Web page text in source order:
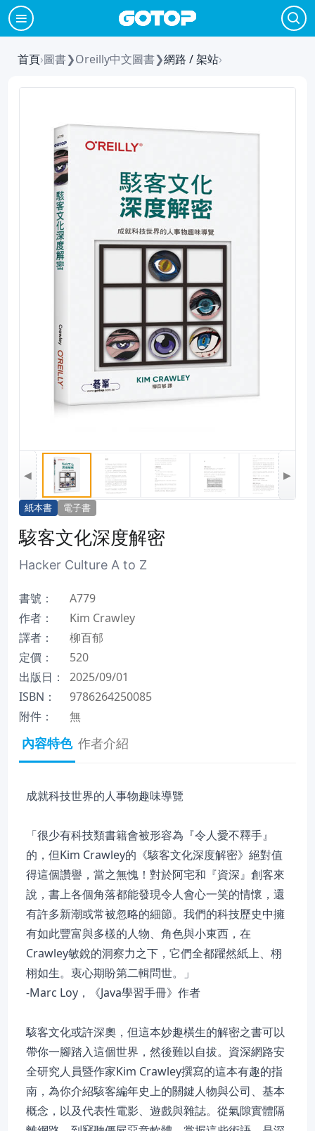
首頁›圖書❯Oreilly中文圖書❯網路 / 架站›
◀ ▶
紙本書 電子書
駭客文化深度解密
Hacker Culture A to Z
書號：
A779
作者：
Kim Crawley
譯者：
柳百郁
定價：
520
出版日：
2025/09/01
ISBN：
9786264250085
附件：
無
內容特色 作者介紹
成就科技世界的人事物趣味導覽
「很少有科技類書籍會被形容為『令人愛不釋手』
的，但Kim Crawley的《駭客文化深度解密》絕對值
得這個讚譽，當之無愧！對於阿宅和『資深』創客來
說，書上各個角落都能發現令人會心一笑的情懷，還
有許多新潮或常被忽略的細節。我們的科技歷史中擁
有如此豐富與多樣的人物、角色與小東西，在
Crawley敏銳的洞察力之下，它們全都躍然紙上、栩
栩如生。衷心期盼第二輯問世。」
-Marc Loy，《Java學習手冊》作者
駭客文化或許深奧，但這本妙趣橫生的解密之書可以
帶你一腳踏入這個世界，然後難以自拔。資深網路安
全研究人員暨作家Kim Crawley撰寫的這本有趣的指
南，為你介紹駭客編年史上的關鍵人物與公司、基本
概念，以及代表性電影、遊戲與雜誌。從氣隙實體隔